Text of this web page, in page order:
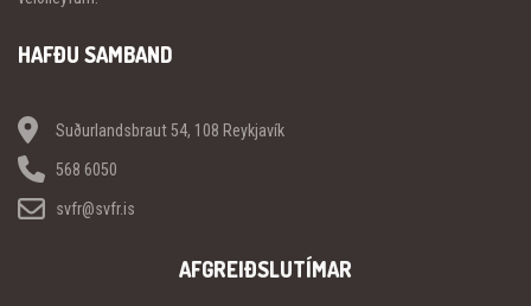
HAFÐU SAMBAND
Suðurlandsbraut 54, 108 Reykjavík
568 6050
svfr@svfr.is
AFGREIÐSLUTÍMAR